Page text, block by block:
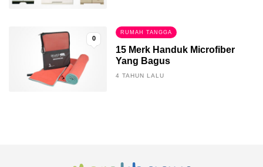
0
RUMAH TANGGA
15 Merk Handuk Microfiber
Yang Bagus
4 TAHUN LALU